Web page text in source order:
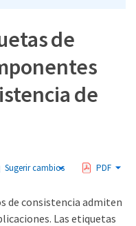
de
de
Sugerir cambios PDF
de consistencia admiten
Las etiquetas